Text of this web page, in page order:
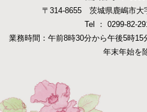
〒314-8655 茨城県鹿嶋市大
Tel ： 0299-82-
業務時間：午前8時30分から午後5時15
年末年始を